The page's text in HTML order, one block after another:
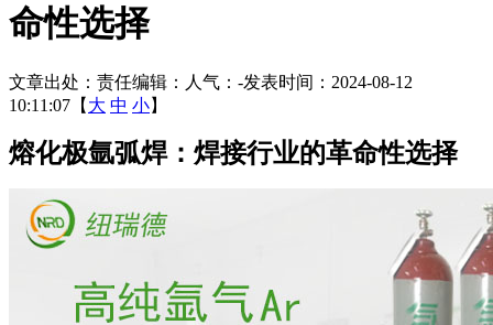
命性选择
文章出处： 责任编辑： 人气： -发表时间：2024-08-12
10:11:07【 大 中 小】
熔化极氩弧焊：焊接行业的革命性选择